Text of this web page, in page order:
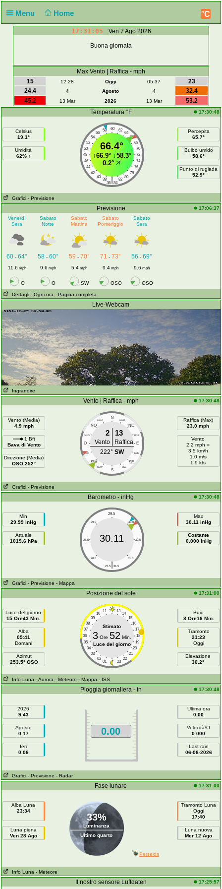
Menu Home °C
17:31:05 Ven 7 Ago 2026
Buona giornata
Max Vento | Raffica - mph
15
12:28 Oggi 05:37
23
24.4
4 Agosto 4
32.4
45.2
13 Mar 2026 13 Mar
53.2
Temperatura °F
17:30:48
Celsius
19.1°
Umidità
62% ↑
60
58 62
56
64
54
66
52
68
50
70
48
72
46
74
44
76
42
78
40
80
38 82
|
36 84
66.4°
↑66.9°↓58.3°
0.2°
Percepita
65.7°
Bulbo umido
58.6°
Punto di rugiada
52.9°
Grafici - Previsione
Previsione
17:06:37
Venerdì
Sera
Sabato
Notte
Sabato
Mattina
Sabato
Pomeriggio
Sabato
Sera
60 -64° 58- 60° 59 - 70° 71 - 73° 56 - 69°
11.6 mph 9.6 mph 5.4mph 9.4mph 9.6 mph
O O SW OSO OSO
Dettagli - Ogni ora - Pagina completa
Live-Webcam
Ingrandire
Vento | Raffica - mph 17:30:48
Vento (Media)
4.9 mph
1 Bft
Bava di Vento
Direzione (Media)
OSO 252°
N
NNO NNE
NO NE
ONO ENE
O E
OSO ESE
SW SE
SSW SSE
S
2 13
Vento
Raffica
222° SW
Raffica (Max)
23.0 mph
Vento
2.2 mph =
3.5 km/h
1.0 m/s
1.9 kts
Grafici - Previsione
Barometro - inHg 17:30:48
Min
29.99 inHg
Attuale
1019.6 hPa
29.5
29.0 30.0
28.5 30.5
28.0 31.0
|
27.5 31.5
30.11
Max
30.11 inHg
Costante
0.000 inHg
Grafici - Previsione - Mappa
Posizione del sole 17:31:00
Luce del giorno
15 Ore43 Min.
Alba
05:41
Domani
Azimut
253.5° OSO
11 13
10
14
09
15
08
16
07
17
06
18
05
19
04
20
03
21
02
22
01 23
Stimato
3Ore 52 Min.
Luce del giorno
Buio
8 Ore16 Min.
Tramonto
21:23
Oggi
Elevazione
30.2°
Info Luna - Aurora - Meteore - Mappa - ISS
Pioggia giornaliera - in 17:30:48
2026
9.43
Agosto
0.17
Ieri
0.06
0.00
Ultima ora
0.00
Velocità/O
0.000
Last rain
06-08-2026
Grafici - Previsione - Radar
Fase lunare 17:31:00
Alba Luna
23:34
Luna piena
Ven 28 Ago
33%
Luminanza
Ultimo quarto
Tramonto Luna
Oggi
17:40
Luna nuova
Mer 12 Ago
Perseids
Info Luna - Meteore
Il nostro sensore Luftdaten 17:25:57